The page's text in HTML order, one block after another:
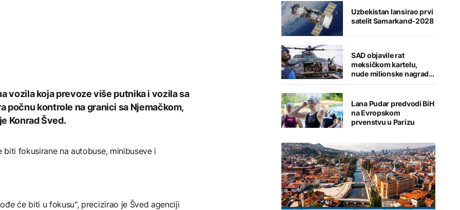
vozila koja prevoze više putnika i vozila sa
počnu kontrole na granici sa Njemačkom,
Konrad Šved.
fokusirane na autobuse, minibuseve i
će biti u fokusu", precizirao je Šved agenciji
Uzbekistan lansirao prvi
satelit Samarkand-2028
SAD objavile rat
meksičkom kartelu,
nude milionske nagrade
za informacije
Lana Pudar predvodi BiH
na Evropskom
prvenstvu u Parizu